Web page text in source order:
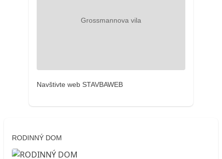
Navštivte web STAVBAWEB
RODINNÝ DOM